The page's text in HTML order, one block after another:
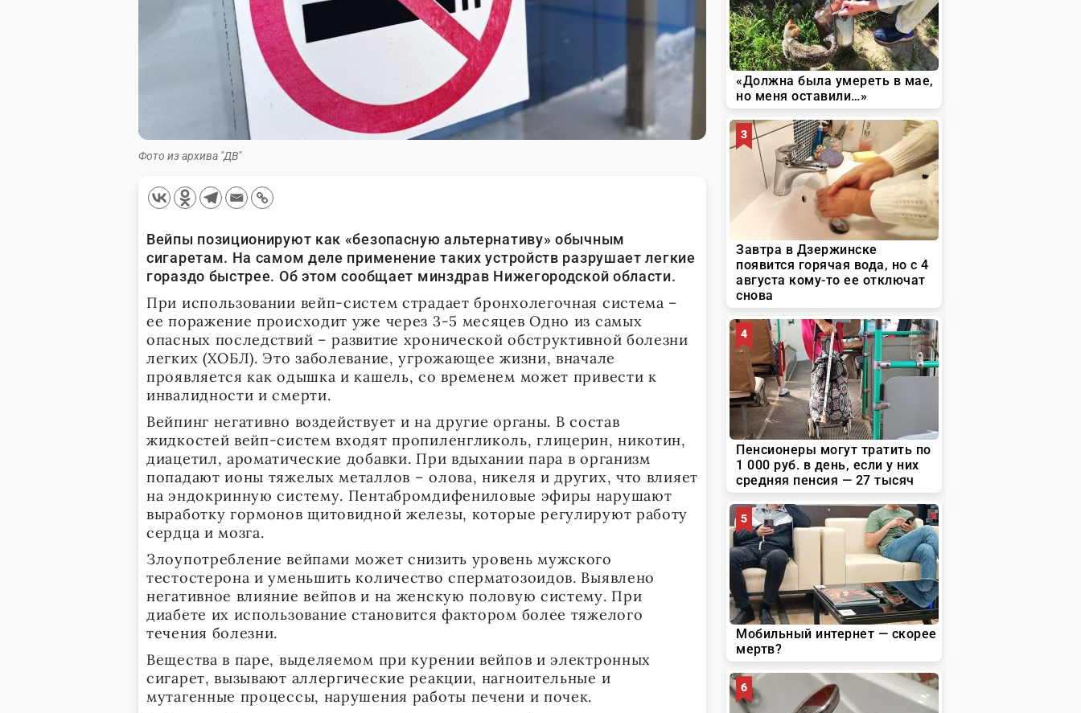
Фото из архива "ДВ"
Вейпы позиционируют как «безопасную альтернативу» обычным
сигаретам. На самом деле применение таких устройств разрушает легкие
гораздо быстрее. Об этом сообщает минздрав Нижегородской области.
При использовании вейп-систем страдает бронхолегочная система –
ее поражение происходит уже через 3-5 месяцев Одно из самых
опасных последствий – развитие хронической обструктивной болезни
легких (ХОБЛ). Это заболевание, угрожающее жизни, вначале
проявляется как одышка и кашель, со временем может привести к
инвалидности и смерти.
Вейпинг негативно воздействует и на другие органы. В состав
жидкостей вейп-систем входят пропиленгликоль, глицерин, никотин,
диацетил, ароматические добавки. При вдыхании пара в организм
попадают ионы тяжелых металлов – олова, никеля и других, что влияет
на эндокринную систему. Пентабромдифениловые эфиры нарушают
выработку гормонов щитовидной железы, которые регулируют работу
сердца и мозга.
Злоупотребление вейпами может снизить уровень мужского
тестостерона и уменьшить количество сперматозоидов. Выявлено
негативное влияние вейпов и на женскую половую систему. При
диабете их использование становится фактором более тяжелого
течения болезни.
Вещества в паре, выделяемом при курении вейпов и электронных
сигарет, вызывают аллергические реакции, нагноительные и
мутагенные процессы, нарушения работы печени и почек.